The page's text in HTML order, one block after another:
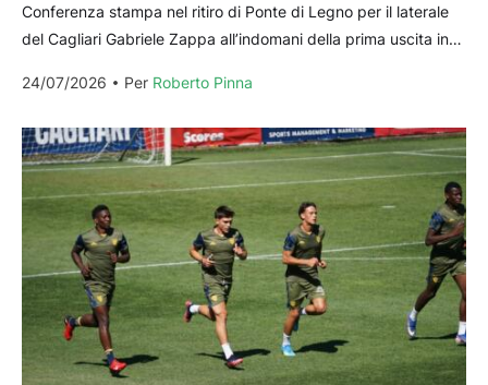
Conferenza stampa nel ritiro di Ponte di Legno per il laterale
del Cagliari Gabriele Zappa all’indomani della prima uscita in
24/07/2026
Per Roberto Pinna